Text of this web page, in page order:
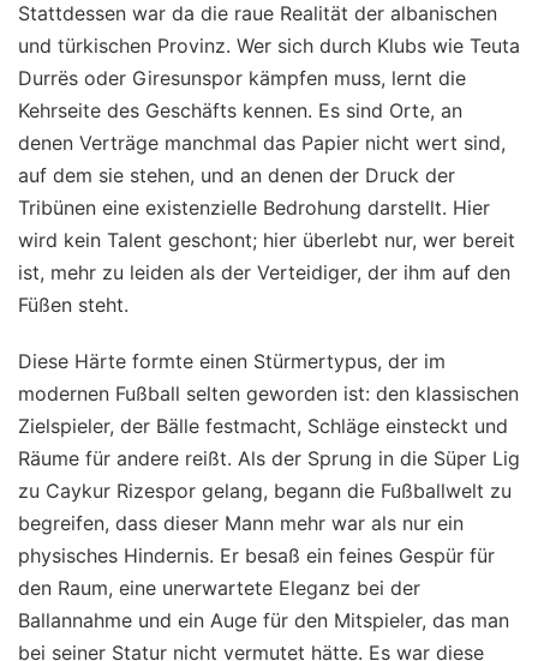
Stattdessen war da die raue Realität der albanischen
und türkischen Provinz. Wer sich durch Klubs wie Teuta
Durrës oder Giresunspor kämpfen muss, lernt die
Kehrseite des Geschäfts kennen. Es sind Orte, an
denen Verträge manchmal das Papier nicht wert sind,
auf dem sie stehen, und an denen der Druck der
Tribünen eine existenzielle Bedrohung darstellt. Hier
wird kein Talent geschont; hier überlebt nur, wer bereit
ist, mehr zu leiden als der Verteidiger, der ihm auf den
Füßen steht.
Diese Härte formte einen Stürmertypus, der im
modernen Fußball selten geworden ist: den klassischen
Zielspieler, der Bälle festmacht, Schläge einsteckt und
Räume für andere reißt. Als der Sprung in die Süper Lig
zu Caykur Rizespor gelang, begann die Fußballwelt zu
begreifen, dass dieser Mann mehr war als nur ein
physisches Hindernis. Er besaß ein feines Gespür für
den Raum, eine unerwartete Eleganz bei der
Ballannahme und ein Auge für den Mitspieler, das man
bei seiner Statur nicht vermutet hätte. Es war diese